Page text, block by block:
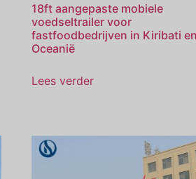
18ft aangepaste mobiele
voedseltrailer voor
fastfoodbedrijven in Kiribati en
Oceanië
Lees verder